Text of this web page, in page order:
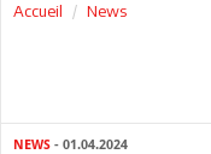
Accueil News
NEWS - 01.04.2024